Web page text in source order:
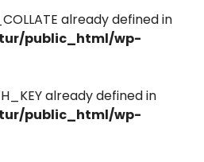
already defined in
public_html/wp-
already defined in
public_html/wp-